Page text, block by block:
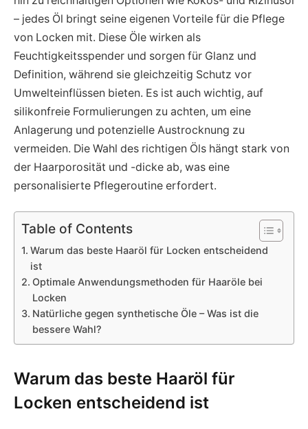
– jedes Öl bringt seine eigenen Vorteile für die Pflege
von Locken mit. Diese Öle wirken als
Feuchtigkeitsspender und sorgen für Glanz und
Definition, während sie gleichzeitig Schutz vor
Umwelteinflüssen bieten. Es ist auch wichtig, auf
silikonfreie Formulierungen zu achten, um eine
Anlagerung und potenzielle Austrocknung zu
vermeiden. Die Wahl des richtigen Öls hängt stark von
der Haarporosität und -dicke ab, was eine
personalisierte Pflegeroutine erfordert.
Table of Contents
Warum das beste Haaröl für Locken entscheidend
ist
Optimale Anwendungsmethoden für Haaröle bei
Locken
Natürliche gegen synthetische Öle – Was ist die
bessere Wahl?
Warum das beste Haaröl für
Locken entscheidend ist